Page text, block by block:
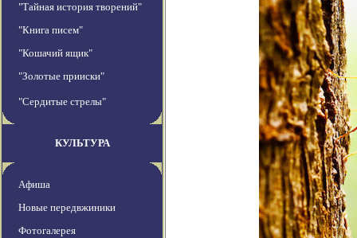
"Тайная история творений"
"Книга писем"
"Кошачий ящик"
"Золотые прииски"
"Сердитые стрелы"
КУЛЬТУРА
Афиша
Новые передвжиники
Фотогалерея